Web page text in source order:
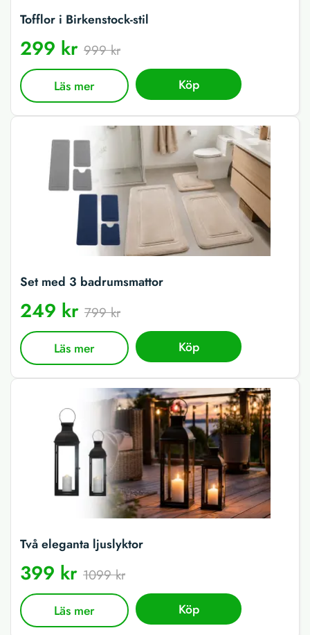
Tofflor i Birkenstock-stil
299 kr 999 kr
Läs mer Köp
Set med 3 badrumsmattor
249 kr 799 kr
Läs mer Köp
Två eleganta ljuslyktor
399 kr 1099 kr
Läs mer Köp